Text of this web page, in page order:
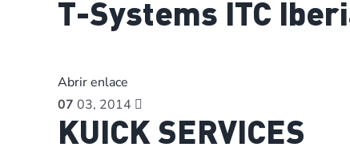
T-Systems ITC
Abrir enlace
07 03, 2014
KUICK SERVICES